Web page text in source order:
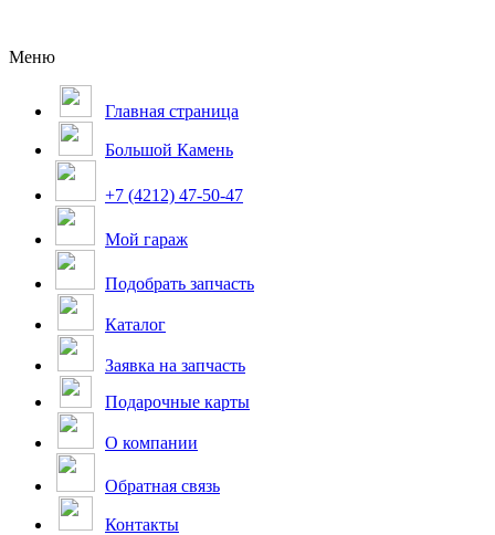
Меню
Главная страница
Большой Камень
+7 (4212) 47-50-47
Мой гараж
Подобрать запчасть
Каталог
Заявка на запчасть
Подарочные карты
О компании
Обратная связь
Контакты